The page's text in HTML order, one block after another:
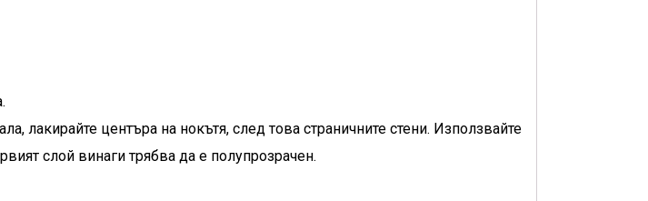
лакирайте центъра на нокътя, след това страничните стени. Използвайте
слой винаги трябва да е полупрозрачен.